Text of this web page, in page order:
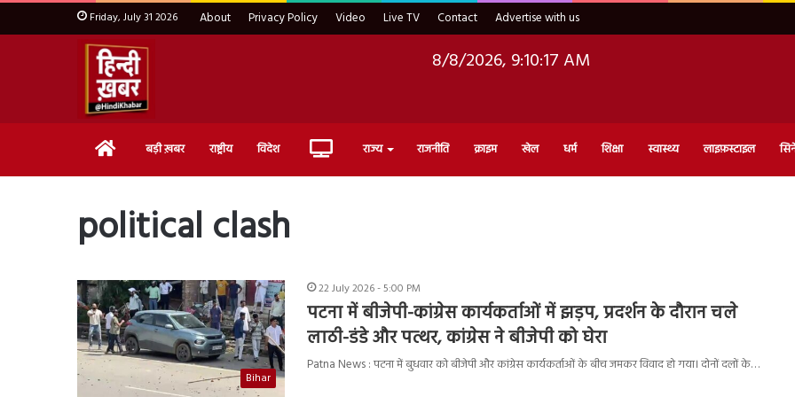
Friday, July 31 2026 About Privacy Policy Video Live TV Contact Advertise with us
8/8/2026, 9:10:18 AM
Home बड़ी ख़बर राष्ट्रीय विदेश Live राज्य राजनीति क्राइम खेल धर्म शिक्षा स्वास्थ्य लाइफ़स्टाइल
political clash
Bihar
22 July 2026 - 5:00 PM
पटना में बीजेपी-कांग्रेस कार्यकर्ताओं में झड़प, प्रदर्शन के दौरान चले
लाठी-डंडे और पत्थर, कांग्रेस ने बीजेपी को घेरा
Patna News : पटना में बुधवार को बीजेपी और कांग्रेस कार्यकर्ताओं के बीच जमकर विवाद हो गया। दोनों दलों के…